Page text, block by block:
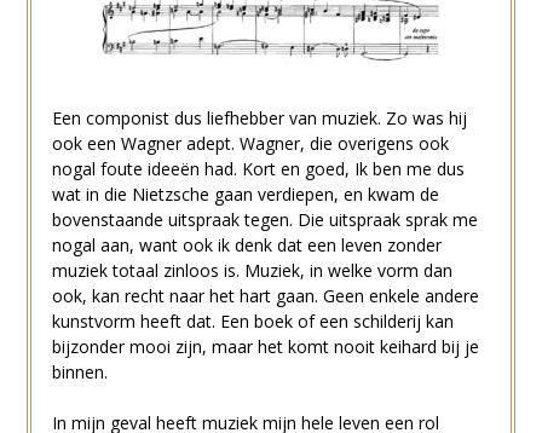
Een componist dus liefhebber van muziek. Zo was hij
ook een Wagner adept. Wagner, die overigens ook
nogal foute ideeën had. Kort en goed, Ik ben me dus
wat in die Nietzsche gaan verdiepen, en kwam de
bovenstaande uitspraak tegen. Die uitspraak sprak me
nogal aan, want ook ik denk dat een leven zonder
muziek totaal zinloos is. Muziek, in welke vorm dan
ook, kan recht naar het hart gaan. Geen enkele andere
kunstvorm heeft dat. Een boek of een schilderij kan
bijzonder mooi zijn, maar het komt nooit keihard bij je
binnen.
In mijn geval heeft muziek mijn hele leven een rol